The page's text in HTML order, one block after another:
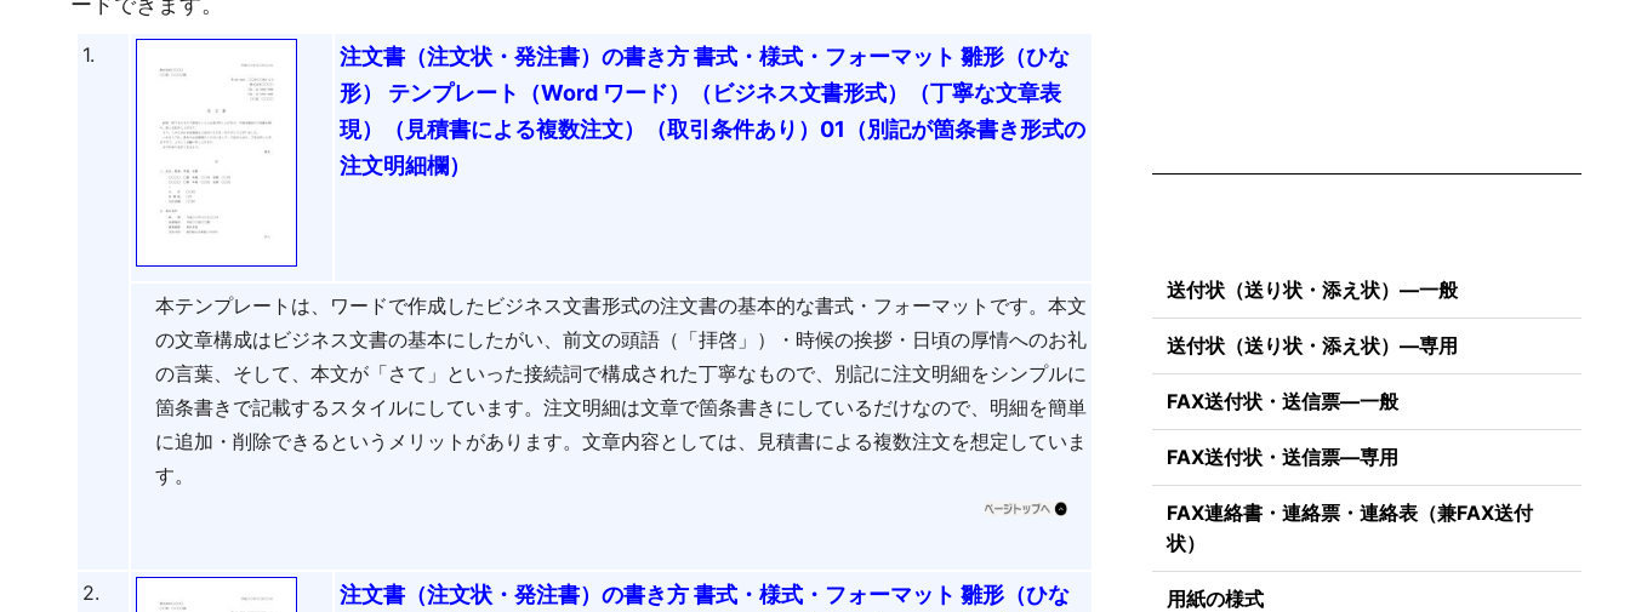
1.
注文書（注文状・発注書）の書き方 書式・様式・フォーマット 雛形（ひな
形） テンプレート（Word ワード）（ビジネス文書形式）（丁寧な文章表
現）（見積書による複数注文）（取引条件あり）01（別記が箇条書き形式の
注文明細欄）
本テンプレートは、ワードで作成したビジネス文書形式の注文書の基本的な書式・フォーマットです。本文
の文章構成はビジネス文書の基本にしたがい、前文の頭語（「拝啓」）・時候の挨拶・日頃の厚情へのお礼
の言葉、そして、本文が「さて」といった接続詞で構成された丁寧なもので、別記に注文明細をシンプルに
箇条書きで記載するスタイルにしています。注文明細は文章で箇条書きにしているだけなので、明細を簡単
に追加・削除できるというメリットがあります。文章内容としては、見積書による複数注文を想定していま
す。
2.
注文書（注文状・発注書）の書き方 書式・様式・フォーマット 雛形（ひな
送付状（送り状・添え状）―一般
送付状（送り状・添え状）―専用
FAX送付状・送信票―一般
FAX送付状・送信票―専用
FAX連絡書・連絡票・連絡表（兼FAX送付
状）
用紙の様式